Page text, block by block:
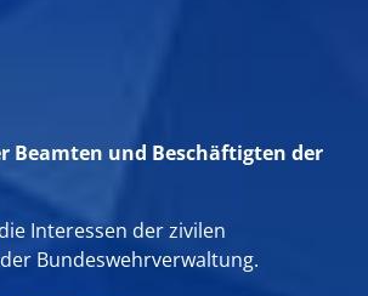
Beamten und Beschäftigten der
Interessen der zivilen
Bundeswehrverwaltung.